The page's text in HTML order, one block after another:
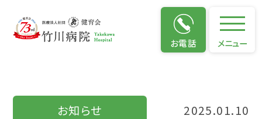
お電話 メニュー
お知らせ
お知らせ 2025.01.10